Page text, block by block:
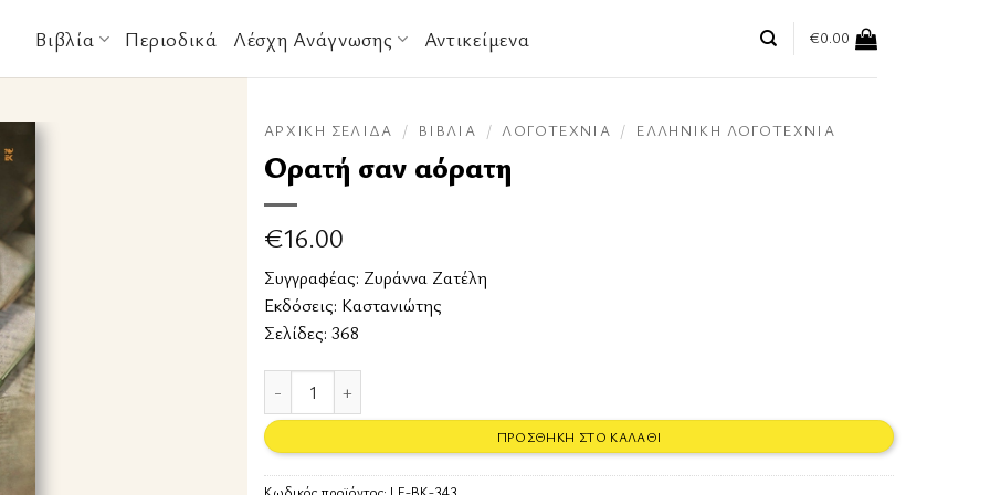
Βιβλία Περιοδικά Λέσχη Ανάγνωσης Αντικείμενα €0.00
ΑΡΧΙΚΉ ΣΕΛΊΔΑ / ΒΙΒΛΊΑ / ΛΟΓΟΤΕΧΝΊΑ / ΕΛΛΗΝΙΚΉ ΛΟΓΟΤΕΧΝΊΑ
Ορατή σαν αόρατη
€16.00
Συγγραφέας: Ζυράννα Ζατέλη
Εκδόσεις: Καστανιώτης
Σελίδες: 368
ΠΡΟΣΘΉΚΗ ΣΤΟ ΚΑΛΆΘΙ